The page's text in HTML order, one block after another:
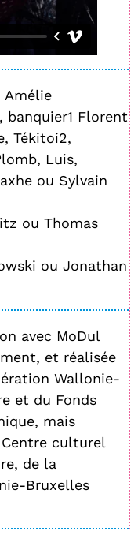
Amélie
banquier1 Florent
Tékitoi2,
Luis,
ou Sylvain
ou Thomas
ou Jonathan
avec MoDul
et réalisée
Wallonie-
et du Fonds
mais
culturel
de la
Bruxelles